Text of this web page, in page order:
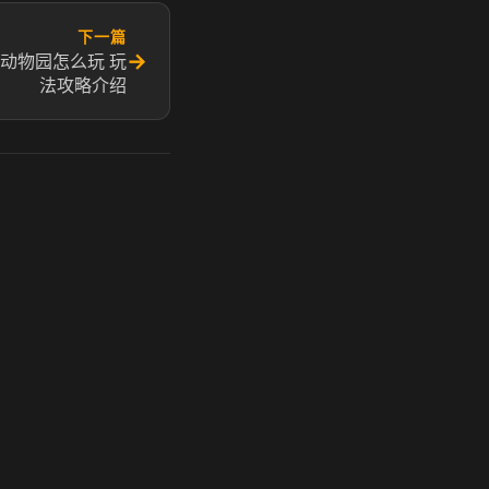
下一篇
物园怎么玩 玩
法攻略介绍
→